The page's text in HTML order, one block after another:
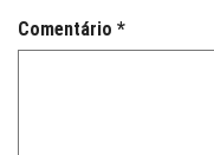
Comentário *